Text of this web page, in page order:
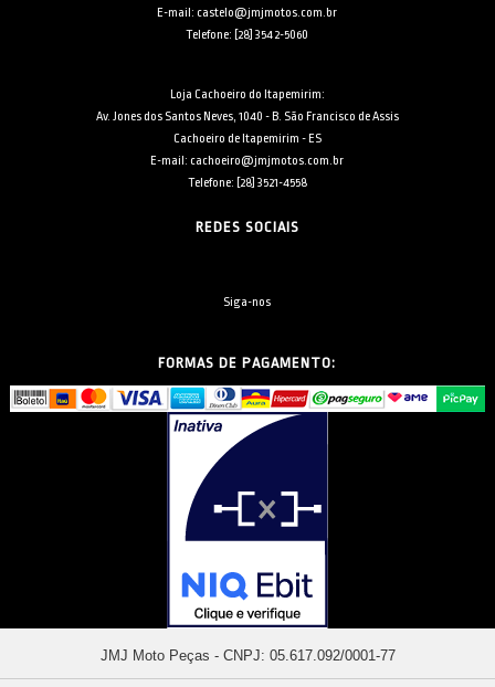
E-mail: castelo@jmjmotos.com.br
Telefone: [28] 3542-5060
Loja Cachoeiro do Itapemirim:
Av. Jones dos Santos Neves, 1040 - B. São Francisco de Assis
Cachoeiro de Itapemirim - ES
E-mail: cachoeiro@jmjmotos.com.br
Telefone: [28] 3521-4558
REDES SOCIAIS
Siga-nos
FORMAS DE PAGAMENTO:
JMJ Moto Peças - CNPJ: 05.617.092/0001-77